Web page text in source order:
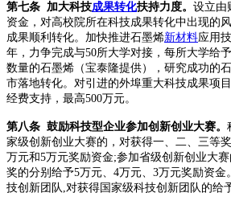
第七条 加大科技成果转化扶持力度。 设立由
资金，对高校院所在科技成果转化中出现的
成果顺利转化。加快推进石墨烯新材料应用
年，力争完成与50所大学对接，每所大学给
数量的石墨烯（宝泰隆提供），研究成功的
市落地转化。对引进的外埠重大科技成果项
经费支持，最高500万元。
第八条 鼓励科技型企业参加创新创业大赛。
家级创新创业大赛的，对获得一、二、三等
万元和5万元奖励资金;参加省级创新创业大
奖的分别给予5万元、4万元、3万元奖励资
技创新团队,对获得国家级科技创新团队的给